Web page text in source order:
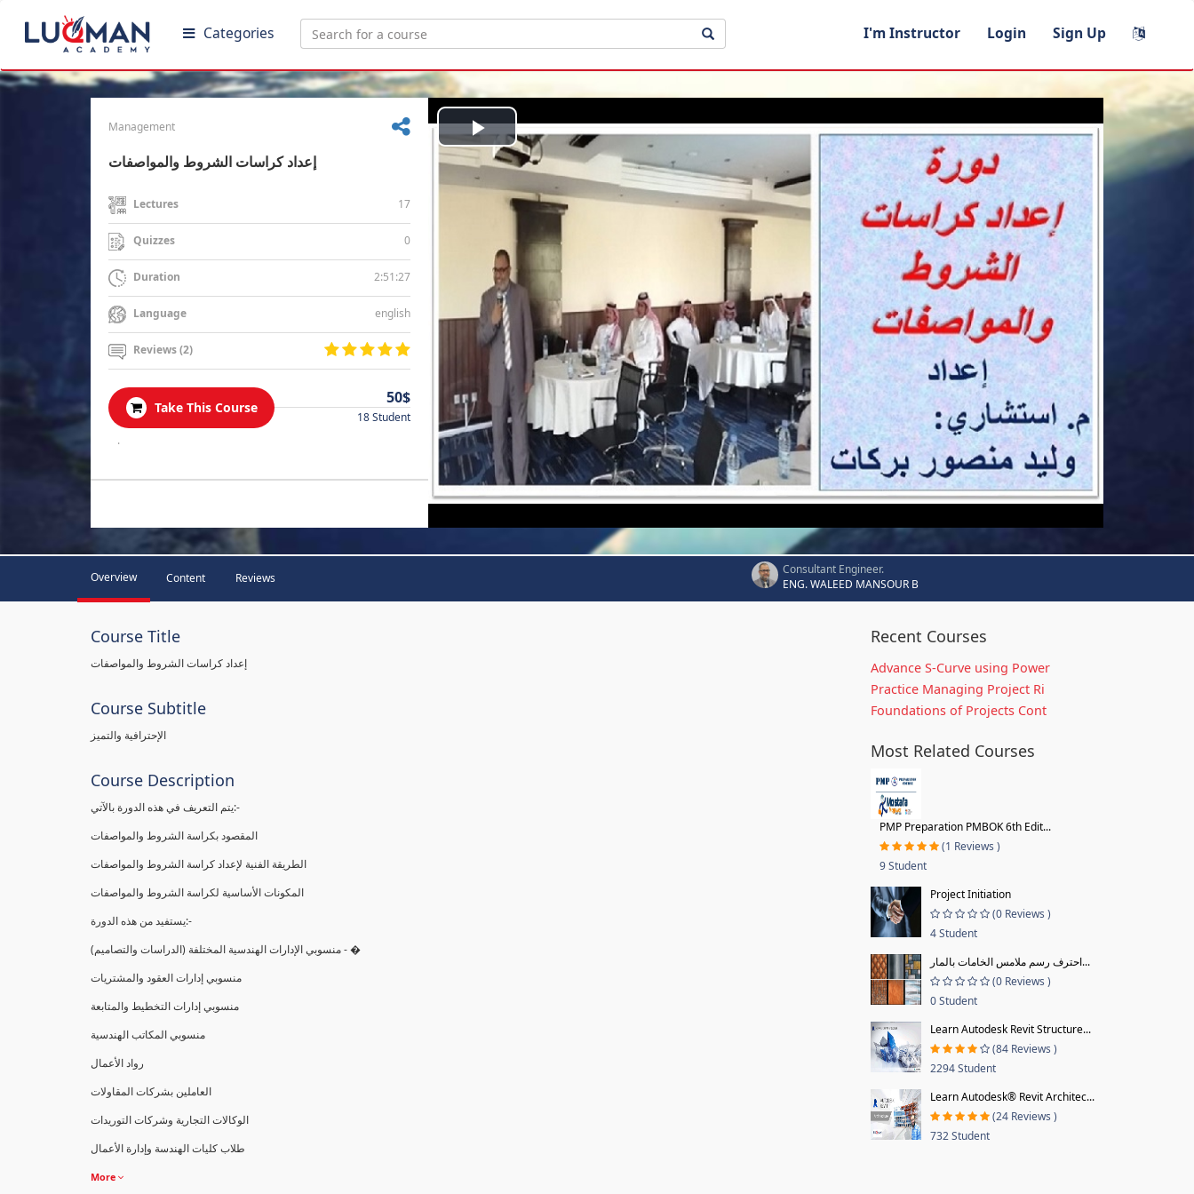
Categories I'm Instructor Login Sign Up
Management
إعداد كراسات الشروط والمواصفات
Lectures 17
Quizzes 0
Duration 2:51:27
Language english
Reviews (2)
Take This Course
50$
18 Student
.
Play
Video
Overview Content Reviews
Consultant Engineer.
ENG. WALEED MANSOUR B
Course Title
إعداد كراسات الشروط والمواصفات
Course Subtitle
الإحترافية والتميز
Course Description
يتم التعريف في هذه الدورة بالآتي:-
المقصود بكراسة الشروط والمواصفات
الطريقة الفنية لإعداد كراسة الشروط والمواصفات
المكونات الأساسية لكراسة الشروط والمواصفات
يستفيد من هذه الدورة:-
(منسوبي الإدارات الهندسية المختلفة (الدراسات والتصاميم - �
منسوبي إدارات العقود والمشتريات
منسوبي إدارات التخطيط والمتابعة
منسوبي المكاتب الهندسية
رواد الأعمال
العاملين بشركات المقاولات
الوكالات التجارية وشركات التوريدات
طلاب كليات الهندسة وإدارة الأعمال
More
Recent Courses
Advance S-Curve using Power
Practice Managing Project Ri
Foundations of Projects Cont
Most Related Courses
PMP Preparation PMBOK 6th Edit...
(1 Reviews )
9 Student
Project Initiation
(0 Reviews )
4 Student
احترف رسم ملامس الخامات بالمار...
(0 Reviews )
0 Student
Learn Autodesk Revit Structure...
(84 Reviews )
2294 Student
Learn Autodesk® Revit Architec...
(24 Reviews )
732 Student